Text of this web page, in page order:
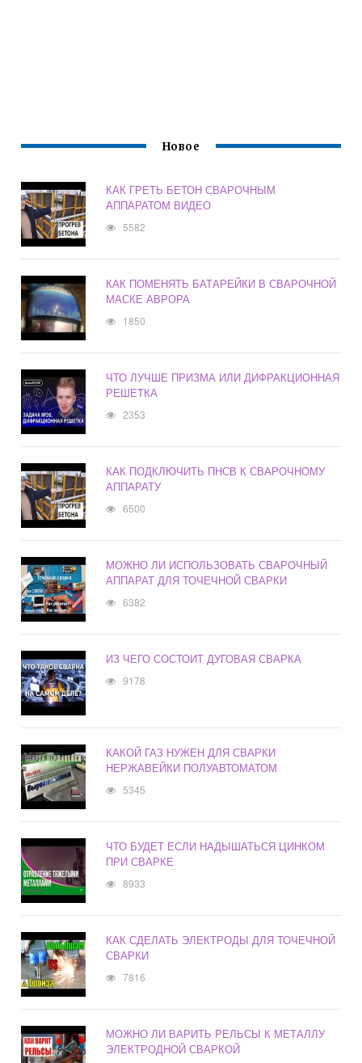
Новое
КАК ГРЕТЬ БЕТОН СВАРОЧНЫМ
АППАРАТОМ ВИДЕО
5582
КАК ПОМЕНЯТЬ БАТАРЕЙКИ В СВАРОЧНОЙ
МАСКЕ АВРОРА
1850
ЧТО ЛУЧШЕ ПРИЗМА ИЛИ ДИФРАКЦИОННАЯ
РЕШЕТКА
2353
КАК ПОДКЛЮЧИТЬ ПНСВ К СВАРОЧНОМУ
АППАРАТУ
6500
МОЖНО ЛИ ИСПОЛЬЗОВАТЬ СВАРОЧНЫЙ
АППАРАТ ДЛЯ ТОЧЕЧНОЙ СВАРКИ
6382
ИЗ ЧЕГО СОСТОИТ ДУГОВАЯ СВАРКА
9178
КАКОЙ ГАЗ НУЖЕН ДЛЯ СВАРКИ
НЕРЖАВЕЙКИ ПОЛУАВТОМАТОМ
5345
ЧТО БУДЕТ ЕСЛИ НАДЫШАТЬСЯ ЦИНКОМ
ПРИ СВАРКЕ
8933
КАК СДЕЛАТЬ ЭЛЕКТРОДЫ ДЛЯ ТОЧЕЧНОЙ
СВАРКИ
7816
МОЖНО ЛИ ВАРИТЬ РЕЛЬСЫ К МЕТАЛЛУ
ЭЛЕКТРОДНОЙ СВАРКОЙ